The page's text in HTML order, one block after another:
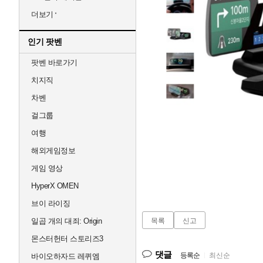
더보기
인기 팟벤
팟벤 바로가기
치지직
차벤
걸그룹
여행
해외게임정보
게임 영상
HyperX OMEN
브이 라이징
일곱 개의 대죄: Origin
몬스터헌터 스토리즈3
바이오하자드 레퀴엠
목록 신고
댓글 등록순 최신순